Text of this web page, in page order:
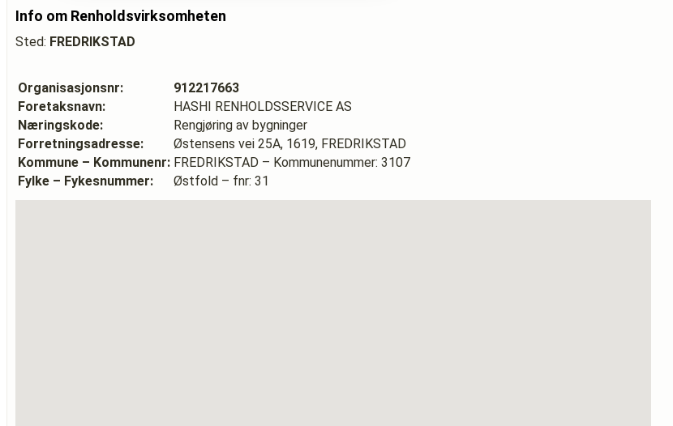
Info om Renholdsvirksomheten
Sted: FREDRIKSTAD
Organisasjonsnr:
912217663
Foretaksnavn:
HASHI RENHOLDSSERVICE AS
Næringskode:
Rengjøring av bygninger
Forretningsadresse:
Østensens vei 25A, 1619, FREDRIKSTAD
Kommune – Kommunenr: FREDRIKSTAD – Kommunenummer: 3107
Fylke – Fykesnummer:
Østfold – fnr: 31